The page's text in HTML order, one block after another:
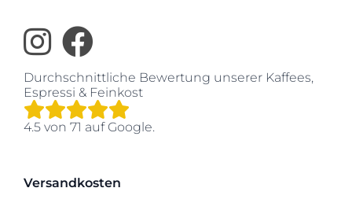
Durchschnittliche Bewertung unserer Kaffees,
Espressi & Feinkost
4.5 von 71 auf Google.
Versandkosten